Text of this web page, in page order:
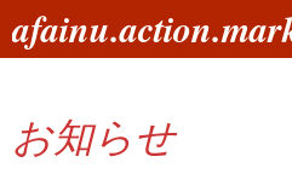
ン
へ
索
お知らせ